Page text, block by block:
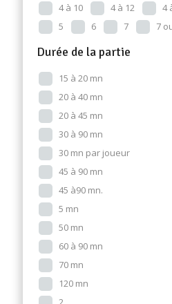
4 à 10
4 à 12 4
5
6 7 7
Durée de la partie
15 à 20 mn
20 à 40 mn
20 à 45 mn
30 à 90 mn
30 mn par joueur
45 à 90 mn
45 à90 mn.
5 mn
50 mn
60 à 90 mn
70 mn
120 mn